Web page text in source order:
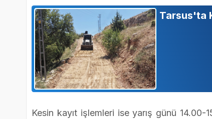
Tarsus'ta
Kesin kayıt işlemleri ise yarış günü 14.00-